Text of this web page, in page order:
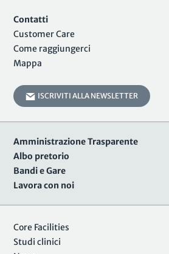
Contatti
Customer Care
Come raggiungerci
Mappa
ISCRIVITI ALLA NEWSLETTER
Amministrazione Trasparente
Albo pretorio
Bandi e Gare
Lavora con noi
Core Facilities
Studi clinici